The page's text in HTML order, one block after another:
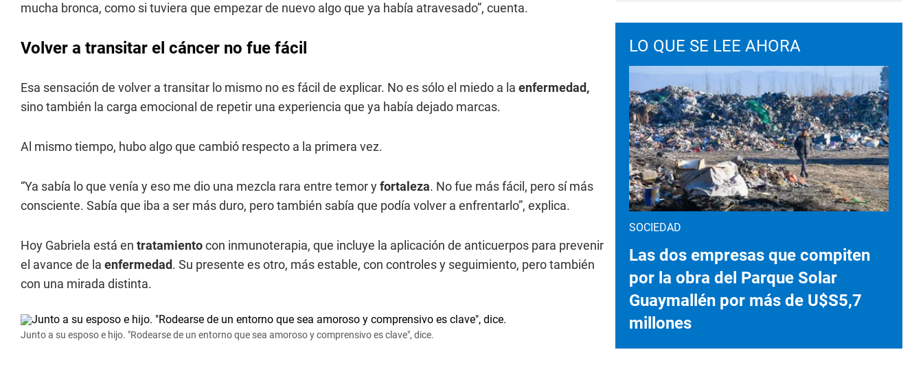
mucha bronca, como si tuviera que empezar de nuevo algo que ya había atravesado”, cuenta.
Volver a transitar el cáncer no fue fácil
Esa sensación de volver a transitar lo mismo no es fácil de explicar. No es sólo el miedo a la enfermedad,
sino también la carga emocional de repetir una experiencia que ya había dejado marcas.
Al mismo tiempo, hubo algo que cambió respecto a la primera vez.
“Ya sabía lo que venía y eso me dio una mezcla rara entre temor yfortaleza. No fue más fácil, pero sí más
consciente. Sabía que iba a ser más duro, pero también sabía que podía volver a enfrentarlo”, explica.
Hoy Gabriela está en tratamientocon inmunoterapia, que incluye la aplicación de anticuerpos para prevenir
el avance de la enfermedad. Su presente es otro, más estable, con controles y seguimiento, pero también
con una mirada distinta.
Junto a su esposo e hijo. "Rodearse de un entorno que sea amoroso y comprensivo es clave", dice.
LO QUE SE LEE AHORA
SOCIEDAD
Las dos empresas que compiten
por la obra del Parque Solar
Guaymallén por más de U$S5,7
millones